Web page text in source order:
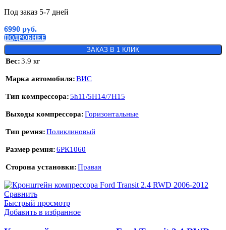
Под заказ 5-7 дней
6990 руб.
ПОДРОБНЕЕ
ЗАКАЗ В 1 КЛИК
Вес 3.9 кг
Марка автомобиля ВИС
Тип компрессора 5h11/5H14/7H15
Выходы компрессора Горизонтальные
Тип ремня Поликлиновый
Размер ремня 6РК1060
Сторона установки Правая
Сравнить
Быстрый просмотр
Добавить в избранное